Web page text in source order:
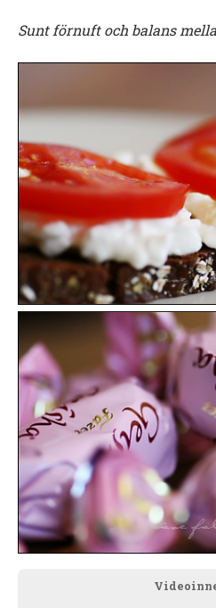
Sunt förnuft och balans